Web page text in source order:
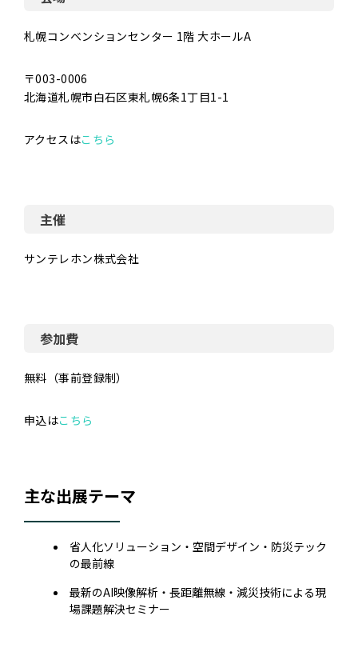
札幌コンベンションセンター 1階 大ホールA
〒003-0006
北海道札幌市白石区東札幌6条1丁⽬1-1
アクセスはこちら
主催
サンテレホン株式会社
参加費
無料（事前登録制）
申込はこちら
主な出展テーマ
省人化ソリューション・空間デザイン・防災テック
の最前線
最新のAI映像解析・長距離無線・減災技術による現
場課題解決セミナー